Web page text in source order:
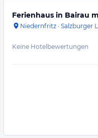
Ferienhaus in Bairau
Niedernfritz · Salzburger
Keine Hotelbewertungen